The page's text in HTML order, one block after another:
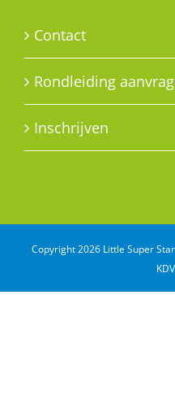
Contact
Rondleiding
Inschrijven
Copyright 2026 Little Super